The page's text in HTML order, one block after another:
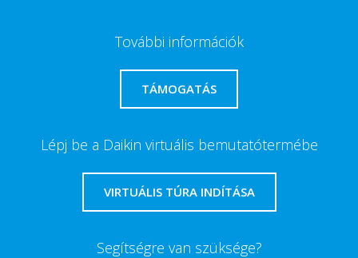
További információk
TÁMOGATÁS
Lépj be a Daikin virtuális bemutatótermébe
VIRTUÁLIS TÚRA INDÍTÁSA
Segítségre van szüksége?